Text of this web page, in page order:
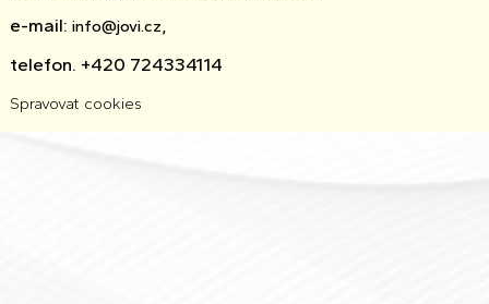
e-mail: info@jovi.cz,
telefon. +420 724334114
Spravovat cookies